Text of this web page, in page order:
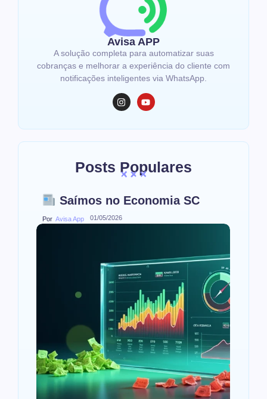
Avisa APP
A solução completa para automatizar suas
cobranças e melhorar a experiência do cliente com
notificações inteligentes via WhatsApp.
Posts Populares
Saímos no Economia SC
Por Avisa App 01/05/2026